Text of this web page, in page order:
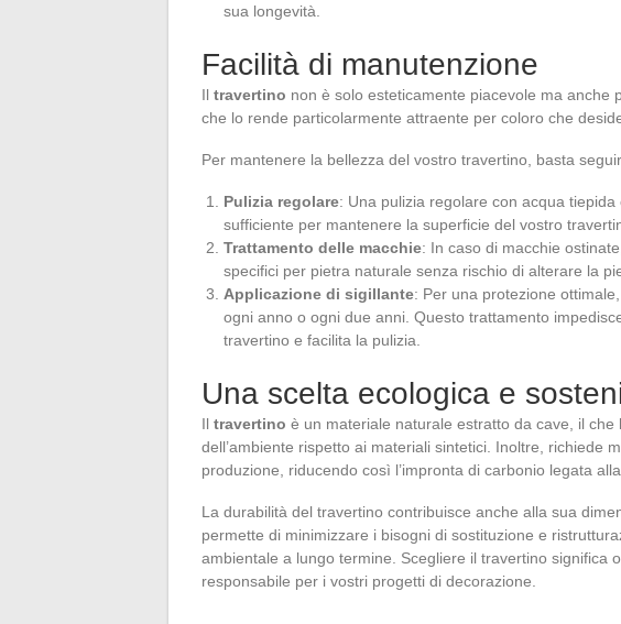
sua longevità.
Facilità di manutenzione
Il travertino non è solo esteticamente piacevole ma anche
che lo rende particolarmente attraente per coloro che
Per mantenere la bellezza del vostro travertino, basta
Pulizia regolare: Una pulizia regolare con acqua
sufficiente per mantenere la superficie del vostro
Trattamento delle macchie: In caso di macchie
specifici per pietra naturale senza rischio di alterare la
Applicazione di sigillante: Per una protezione
ogni anno o ogni due anni. Questo trattamento
travertino e facilita la pulizia.
Una scelta ecologica e
Il travertino è un materiale naturale estratto da cave, il che
dell’ambiente rispetto ai materiali sintetici. Inoltre, richiede
produzione, riducendo così l’impronta di carbonio legata
La durabilità del travertino contribuisce anche alla sua
permette di minimizzare i bisogni di sostituzione e
ambientale a lungo termine. Scegliere il travertino significa
responsabile per i vostri progetti di decorazione.